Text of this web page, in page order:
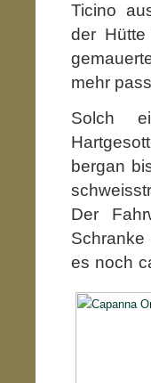
Ticino
der
mehr
Solch
bergan
Der
es noch